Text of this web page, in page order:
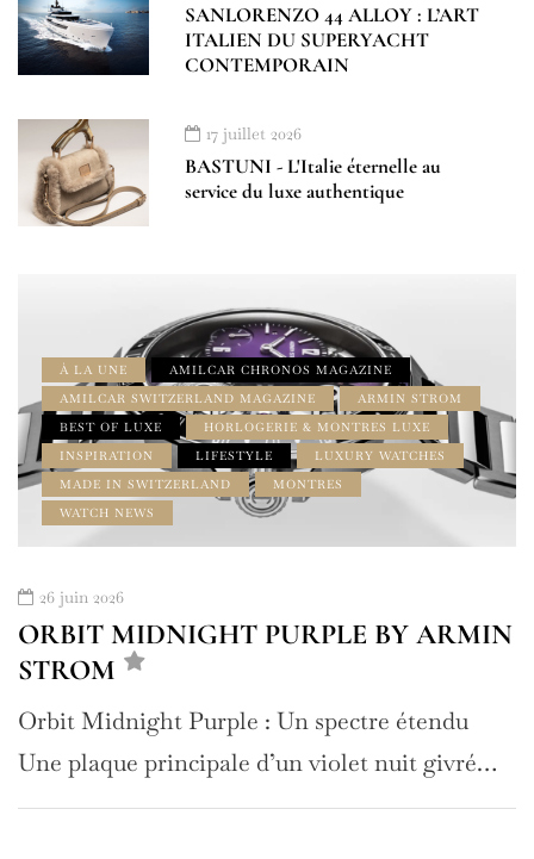
SANLORENZO 44 ALLOY : L’ART
ITALIEN DU SUPERYACHT
CONTEMPORAIN
17 juillet 2026
BASTUNI - L'Italie éternelle au
service du luxe authentique
À LA UNE
AMILCAR CHRONOS MAGAZINE
AMILCAR SWITZERLAND MAGAZINE
ARMIN STROM
BEST OF LUXE
HORLOGERIE & MONTRES LUXE
INSPIRATION
LIFESTYLE
LUXURY WATCHES
MADE IN SWITZERLAND
MONTRES
WATCH NEWS
26 juin 2026
ORBIT MIDNIGHT PURPLE BY ARMIN
STROM
Orbit Midnight Purple : Un spectre étendu
Une plaque principale d’un violet nuit givré…